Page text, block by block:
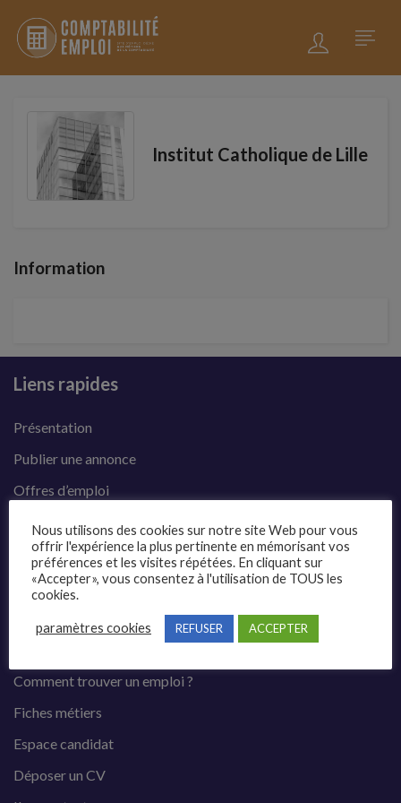
Institut Catholique de Lille
Information
Liens rapides
Présentation
Publier une annonce
Offres d’emploi
Blog
Contact
Candidats
Comment trouver un emploi ?
Fiches métiers
Espace candidat
Déposer un CV
Nous utilisons des cookies sur notre site Web pour vous
offrir l'expérience la plus pertinente en mémorisant vos
préférences et les visites répétées. En cliquant sur
«Accepter», vous consentez à l'utilisation de TOUS les
cookies.
paramètres cookies REFUSER ACCEPTER